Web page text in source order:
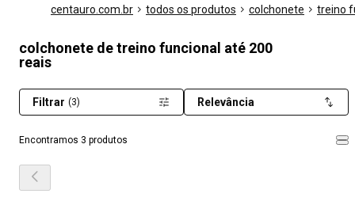
centauro.com.br todos os produtos colchonete treino
colchonete de treino funcional até 200
reais
Encontramos 3 produtos
Filtrar (3) Relevância